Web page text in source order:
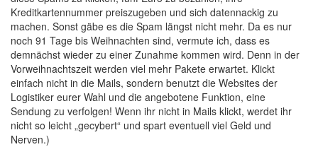
Kreditkartennummer preiszugeben und sich datennackig zu
machen. Sonst gäbe es die Spam längst nicht mehr. Da es nur
noch 91 Tage bis Weihnachten sind, vermute ich, dass es
demnächst wieder zu einer Zunahme kommen wird. Denn in der
Vorweihnachtszeit werden viel mehr Pakete erwartet. Klickt
einfach nicht in die Mails, sondern benutzt die Websites der
Logistiker eurer Wahl und die angebotene Funktion, eine
Sendung zu verfolgen! Wenn ihr nicht in Mails klickt, werdet ihr
nicht so leicht „gecybert“ und spart eventuell viel Geld und
Nerven.)